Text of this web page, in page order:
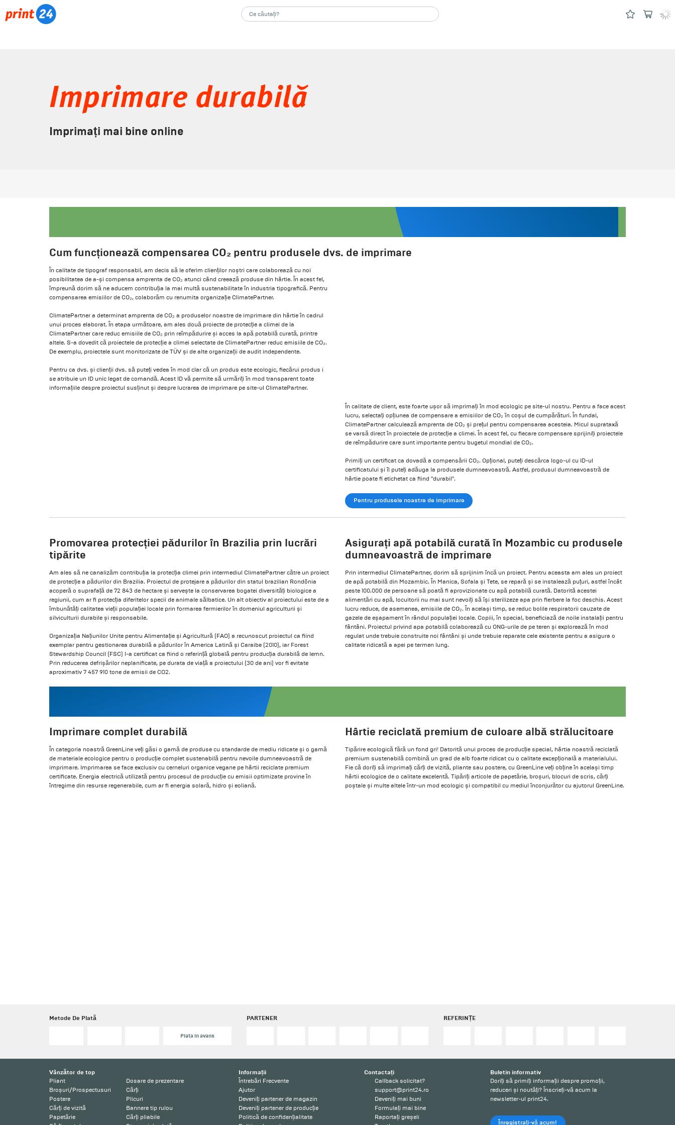
Imprimare durabilă
Imprimați mai bine online
Cum funcționează compensarea CO₂ pentru produsele dvs. de imprimare
În calitate de tipograf responsabil, am decis să le oferim clienților noștri care colaborează cu noi
posibilitatea de a-și compensa amprenta de CO₂ atunci când creează produse din hârtie. În acest fel,
împreună dorim să ne aducem contribuția la mai multă sustenabilitate în industria tipografică. Pentru
compensarea emisiilor de CO₂, colaborăm cu renumita organizație ClimatePartner.
ClimatePartner a determinat amprenta de CO₂ a produselor noastre de imprimare din hârtie în cadrul
unui proces elaborat. În etapa următoare, am ales două proiecte de protecție a climei de la
ClimatePartner care reduc emisiile de CO₂ prin reîmpădurire și acces la apă potabilă curată, printre
altele. S-a dovedit că proiectele de protecție a climei selectate de ClimatePartner reduc emisiile de CO₂.
De exemplu, proiectele sunt monitorizate de TÜV și de alte organizații de audit independente.
Pentru ca dvs. și clienții dvs. să puteți vedea în mod clar că un produs este ecologic, fiecărui produs i
se atribuie un ID unic legat de comandă. Acest ID vă permite să urmăriți în mod transparent toate
informațiile despre proiectul susținut și despre lucrarea de imprimare pe site-ul ClimatePartner.
În calitate de client, este foarte ușor să imprimați în mod ecologic pe site-ul nostru. Pentru a face acest
lucru, selectați opțiunea de compensare a emisiilor de CO₂ în coșul de cumpărături. În fundal,
ClimatePartner calculează amprenta de CO₂ și prețul pentru compensarea acesteia. Micul suprataxă
se varsă direct în proiectele de protecție a climei. În acest fel, cu fiecare compensare sprijiniți proiectele
de reîmpădurire care sunt importante pentru bugetul mondial de CO₂.
Primiți un certificat ca dovadă a compensării CO₂. Opțional, puteți descărca logo-ul cu ID-ul
certificatului și îl puteți adăuga la produsele dumneavoastră. Astfel, produsul dumneavoastră de
hârtie poate fi etichetat ca fiind "durabil".
Pentru produsele noastre de imprimare
Promovarea protecției pădurilor în Brazilia prin lucrări
tipărite
Am ales să ne canalizăm contribuția la protecția climei prin intermediul ClimatePartner către un proiect
de protecție a pădurilor din Brazilia. Proiectul de protejare a pădurilor din statul brazilian Rondônia
acoperă o suprafață de 72 843 de hectare și servește la conservarea bogatei diversități biologice a
regiunii, cum ar fi protecția diferitelor specii de animale sălbatice. Un alt obiectiv al proiectului este de a
îmbunătăți calitatea vieții populației locale prin formarea fermierilor în domeniul agriculturii și
silviculturii durabile și responsabile.
Organizația Națiunilor Unite pentru Alimentație și Agricultură (FAO) a recunoscut proiectul ca fiind
exemplar pentru gestionarea durabilă a pădurilor în America Latină și Caraibe (2010), iar Forest
Stewardship Council (FSC) l-a certificat ca fiind o referință globală pentru producția durabilă de lemn.
Prin reducerea defrișărilor neplanificate, pe durata de viață a proiectului (30 de ani) vor fi evitate
aproximativ 7 457 910 tone de emisii de CO2.
Asigurați apă potabilă curată în Mozambic cu produsele
dumneavoastră de imprimare
Prin intermediul ClimatePartner, dorim să sprijinim încă un proiect. Pentru aceasta am ales un proiect
de apă potabilă din Mozambic. În Manica, Sofala și Tete, se repară și se instalează puțuri, astfel încât
peste 100.000 de persoane să poată fi aprovizionate cu apă potabilă curată. Datorită acestei
alimentări cu apă, locuitorii nu mai sunt nevoiți să își sterilizeze apa prin fierbere la foc deschis. Acest
lucru reduce, de asemenea, emisiile de CO₂. În același timp, se reduc bolile respiratorii cauzate de
gazele de eșapament în rândul populației locale. Copiii, în special, beneficiază de noile instalații pentru
fântâni. Proiectul privind apa potabilă colaborează cu ONG-urile de pe teren și explorează în mod
regulat unde trebuie construite noi fântâni și unde trebuie reparate cele existente pentru a asigura o
calitate ridicată a apei pe termen lung.
Imprimare complet durabilă
În categoria noastră GreenLine veți găsi o gamă de produse cu standarde de mediu ridicate și o gamă
de materiale ecologice pentru o producție complet sustenabilă pentru nevoile dumneavoastră de
imprimare. Imprimarea se face exclusiv cu cerneluri organice vegane pe hârtii reciclate premium
certificate. Energia electrică utilizată pentru procesul de producție cu emisii optimizate provine în
întregime din resurse regenerabile, cum ar fi energia solară, hidro și eoliană.
Hârtie reciclată premium de culoare albă strălucitoare
Tipărire ecologică fără un fond gri! Datorită unui proces de producție special, hârtia noastră reciclată
premium sustenabilă combină un grad de alb foarte ridicat cu o calitate excepțională a materialului.
Fie că doriți să imprimați cărți de vizită, pliante sau postere, cu GreenLine veți obține în același timp
hârtii ecologice de o calitate excelentă. Tipăriți articole de papetărie, broșuri, blocuri de scris, cărți
poștale și multe altele într-un mod ecologic și compatibil cu mediul înconjurător cu ajutorul GreenLine.
Metode De Plată
Plata in avans
PARTENER REFERINȚE
Vânzător de top
Pliant
Broșuri/Prospectusuri
Postere
Cărți de vizită
Papetărie
Dosare de prezentare
Cărți
Plicuri
Bannere tip rulou
Cărți pliabile
Informații
Întrebări Frecvente
Ajutor
Deveniți partener de magazin
Deveniți partener de producție
Politică de confidențialitate
Contactați
Callback solicitat?
support@print24.ro
Deveniți mai buni
Formulați mai bine
Raportați greșeli
Buletin informativ
Doriți să primiți informații despre promoții,
reduceri și noutăți? Înscrieți-vă acum la
newsletter-ul print24.
Înregistrați-vă acum!